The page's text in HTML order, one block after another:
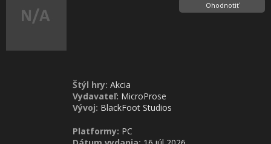
Ohodnotiť
Štýl hry: Akcia
Vydavateľ: MicroProse
Vývoj: BlackFoot Studios
Platformy: PC